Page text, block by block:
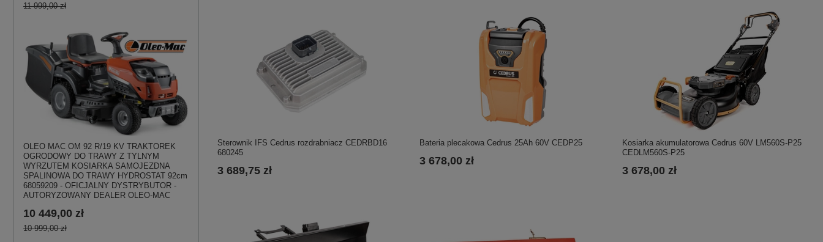
11 999,00 zł
OLEO MAC OM 92 R/19 KV TRAKTOREK
OGRODOWY DO TRAWY Z TYLNYM
WYRZUTEM KOSIARKA SAMOJEZDNA
SPALINOWA DO TRAWY HYDROSTAT 92cm
68059209 - OFICJALNY DYSTRYBUTOR -
AUTORYZOWANY DEALER OLEO-MAC
10 449,00 zł
10 999,00 zł
Sterownik IFS Cedrus rozdrabniacz CEDRBD16
680245
3 689,75 zł
Bateria plecakowa Cedrus 25Ah 60V CEDP25
3 678,00 zł
Kosiarka akumulatorowa Cedrus 60V LM560S-P25
CEDLM560S-P25
3 678,00 zł